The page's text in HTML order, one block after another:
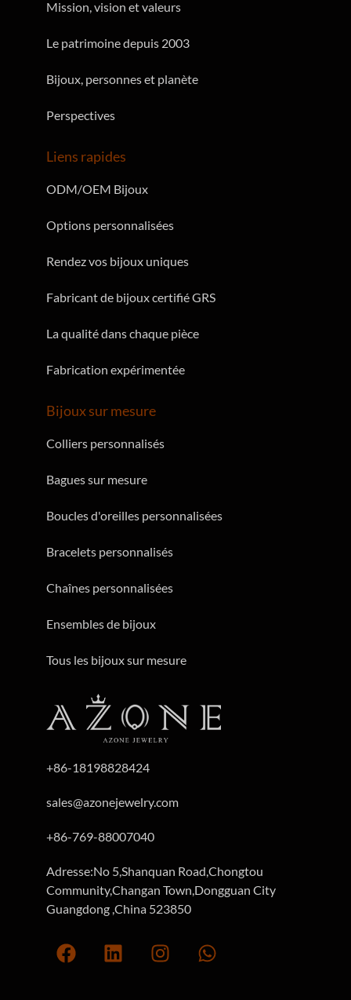
+86-18198828424
sales@azonejewelry.com
+86-769-88007040
Adresse:No 5,Shanquan Road,Chongtou
Community,Changan Town,Dongguan City
Guangdong ,China 523850
Bijoux sur mesure
Colliers personnalisés
Bagues sur mesure
Boucles d'oreilles personnalisées
Bracelets personnalisés
Chaînes personnalisées
Ensembles de bijoux
Tous les bijoux sur mesure
Liens rapides
ODM/OEM Bijoux
Options personnalisées
Rendez vos bijoux uniques
Fabricant de bijoux certifié GRS
La qualité dans chaque pièce
Fabrication expérimentée
Mission, vision et valeurs
Le patrimoine depuis 2003
Bijoux, personnes et planète
Perspectives